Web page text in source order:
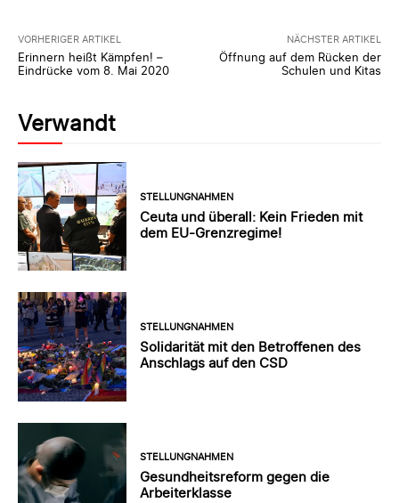
VORHERIGER ARTIKEL
Erinnern heißt Kämpfen! –
Eindrücke vom 8. Mai 2020
NÄCHSTER ARTIKEL
Öffnung auf dem Rücken der
Schulen und Kitas
Verwandt
STELLUNGNAHMEN
Ceuta und überall: Kein Frieden mit
dem EU-Grenzregime!
STELLUNGNAHMEN
Solidarität mit den Betroffenen des
Anschlags auf den CSD
STELLUNGNAHMEN
Gesundheitsreform gegen die
Arbeiterklasse